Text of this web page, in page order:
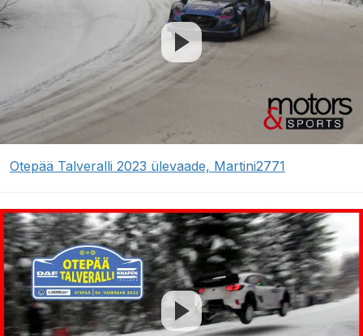
Otepää Talveralli 2023 ülevaade, Martini2771